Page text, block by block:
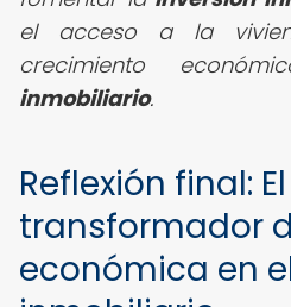
el acceso a la
crecimiento
inmobiliario.
Reflexión final:
transformador
económica en